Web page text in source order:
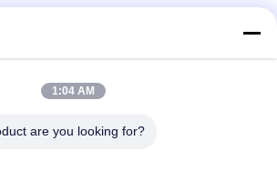
Dazhuang, calle de TianGongYuan,
1:04 AM
are you looking for?